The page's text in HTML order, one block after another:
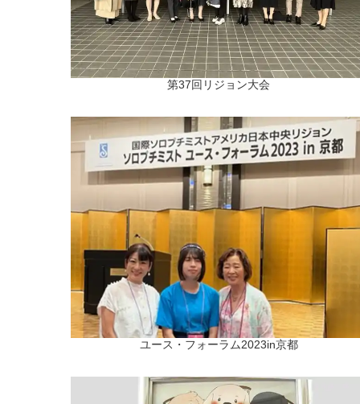
第37回リジョン大会
ユース・フォーラム2023in京都